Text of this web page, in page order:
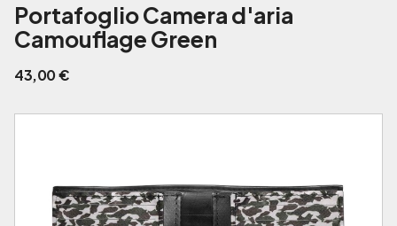
Portafoglio Camera d'aria
Camouflage Green
43,00€